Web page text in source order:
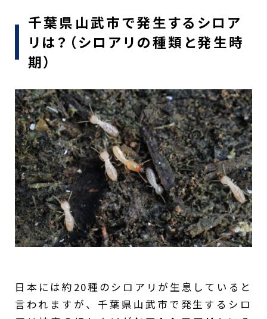
千葉県山武市で発生するシロア
リは？（シロアリの種類と発生時
期）
日本には約20種のシロアリが生息していると
言われますが、千葉県山武市で発生するシロ